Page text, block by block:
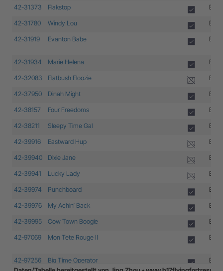
42-31373 Flakstop B-
42-31780 Windy Lou B-
42-31919 Evanton Babe B-
42-31934 Marie Helena B-
42-32083 Flatbush Floozie B-
42-37950 Dinah Might B-
42-38157 Four Freedoms B-
42-38211 Sleepy Time Gal B-
42-39916 Eastward Hup B-
42-39940 Dixie Jane B-
42-39941 Lucky Lady B-
42-39974 Punchboard B-
42-39976 My Achin‘ Back B-
42-39995 Cow Town Boogie B-
42-97069 Mon Tete Rouge II B-
42-97256 Big Time Operator
B-